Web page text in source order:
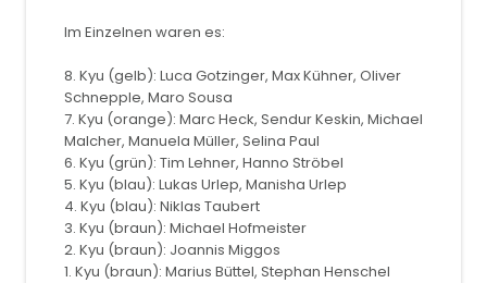
Im Einzelnen waren es:
8. Kyu (gelb): Luca Gotzinger, Max Kühner, Oliver
Schnepple, Maro Sousa
7. Kyu (orange): Marc Heck, Sendur Keskin, Michael
Malcher, Manuela Müller, Selina Paul
6. Kyu (grün): Tim Lehner, Hanno Ströbel
5. Kyu (blau): Lukas Urlep, Manisha Urlep
4. Kyu (blau): Niklas Taubert
3. Kyu (braun): Michael Hofmeister
2. Kyu (braun): Joannis Miggos
1. Kyu (braun): Marius Büttel, Stephan Henschel